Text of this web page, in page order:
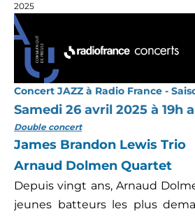
2025
Concert JAZZ à Radio France -
Samedi 26 avril 2025 à 19h
Double concert
James Brandon Lewis Trio
Arnaud Dolmen Quartet
Depuis vingt ans, Arnaud
jeunes batteurs les plus